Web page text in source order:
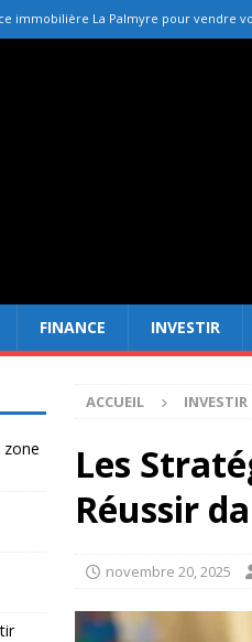
immobilière La Palmyre pour vendre
FINANCE INVESTIR
ACCUEIL INVESTIR
Les
Réussir
novembre 20, 2025